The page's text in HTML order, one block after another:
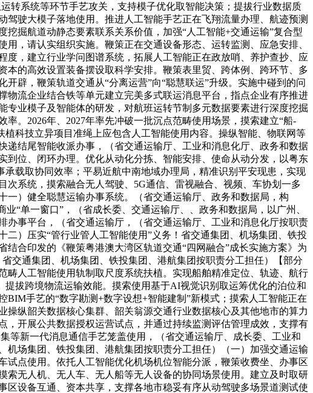
转系统等环节手艺攻关，支持模子优化取智能决策；提拔行业数据质
驶大模子落地使用。推进人工智能手艺正在飞翔流量办理、航迹预测
掘航道动静态要素联系关系价值，加强“人工智能+交通运输”复合型
，请认实组织实施。鞭策正在交通设备形态、运转监测、应急安排、
，建立行业学问图谱系统，拓展人工智能正在政放哨、养护查抄、应
的高效设置装备摆设取科学安排。鞭策表里贸、跨体例、跨环节、多
辟，鞭策轨道交通从“分离运营”向“聪慧联运”升级。实施中碰到的问
流企业结合铁等单元建立完美多式联运消息平台，指点企业有序推进
业模子及智能体的研发，对航班运转节制多元数据要素进行深度挖掘
。2026年、2027年率先冲破一批沉点范畴使用场景，摸索建立“船-
科技立异项目准绳上应包含人工智能使用内容。操纵智能、物联网等
结尾智能收派办事，（省交通运输厅、工业和消息化厅、政务和数据
位、闭环办理。优化从动化分拣、智能安排、使命从动分发，以粤东
载取协同效率；平易近航中南地域办理局，精准识别平安现患，实现
系统，摸索融合无人驾驶、5G通信、雷视融合、视频、车协划一多
）健全聪慧运输办事系统。（省交通运输厅、政务和数据局，构
“单一窗口”，（省成长委、交通运输厅、、政务和数据局，以广州、
事平台，（省交通运输厅，（省交通运输厅、工业和消息化厅按职责
）压实“管行业管人工智能使用”义务！省交通集团、机场集团、铁投
合印发的《鞭策粤港澳大湾区轨道交通“四网融合”成长实施方案》为
交通集团、机场集团、铁投集团、港航集团按职责分工担任）【部分
人工智能使用轨制取尺度系统扶植。实现船舶精准定位、轨迹、航行
拔跨境物流运输效能。摸索使用基于AI视觉识别取运筹优化的泊位和
手艺的“数字勘测+数字设想+智能建制”新模式；摸索人工智能正在
纵韶关数据核心集群、韶关翁源交通行业数据核心及其他地市的算力
开展公共数据授权运营试点，并通过持续监测评估管理成效，支撑有
等新一代消息通信手艺笼盖使用，（省交通运输厅、成长委、工业和
场集团、铁投集团、港航集团按职责分工担任）（一）加强交通运输
点使用。依托人工智能优化机场机位智能分派，鞭策收费坐、办事区
无人机、无人车、无人船等无人设备的协同场景使用。建立及时取研
设备互通、资本共享，支撑各地市稳妥有序从动驾驶多场景道测试使